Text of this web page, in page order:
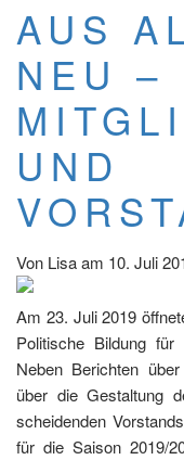
AUS
NEU –
UND
Von Lisaam 10. Juli
Am 23. Juli 2019
Politische Bildung für
Neben Berichten
über die Gestaltung
scheidenden
für die Saison 2019/